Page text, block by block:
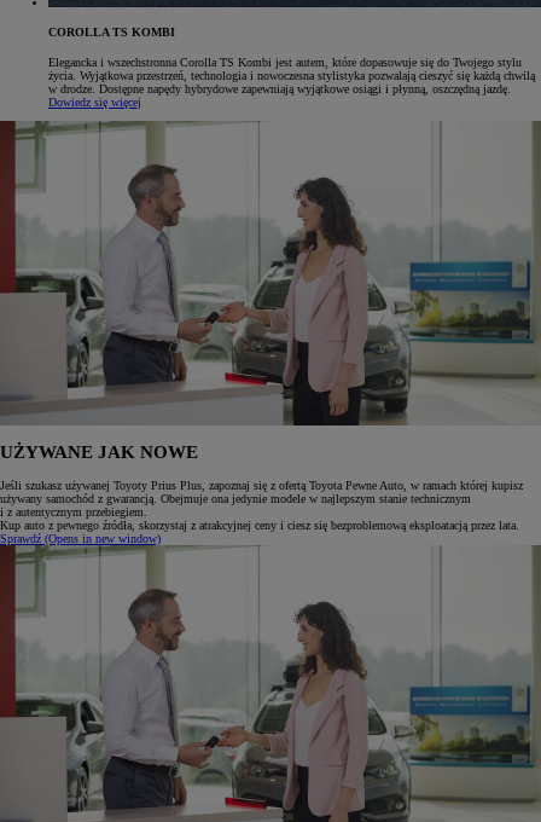
COROLLA TS KOMBI
Elegancka i wszechstronna Corolla TS Kombi jest autem, które dopasowuje się do Twojego stylu
życia. Wyjątkowa przestrzeń, technologia i nowoczesna stylistyka pozwalają cieszyć się każdą chwilą
w drodze. Dostępne napędy hybrydowe zapewniają wyjątkowe osiągi i płynną, oszczędną jazdę.
Dowiedz się więcej
UŻYWANE JAK NOWE
Jeśli szukasz używanej Toyoty Prius Plus, zapoznaj się z ofertą Toyota Pewne Auto, w ramach której kupisz
używany samochód z gwarancją. Obejmuje ona jedynie modele w najlepszym stanie technicznym
i z autentycznym przebiegiem.
Kup auto z pewnego źródła, skorzystaj z atrakcyjnej ceny i ciesz się bezproblemową eksploatacją przez lata.
Sprawdź (Opens in new window)